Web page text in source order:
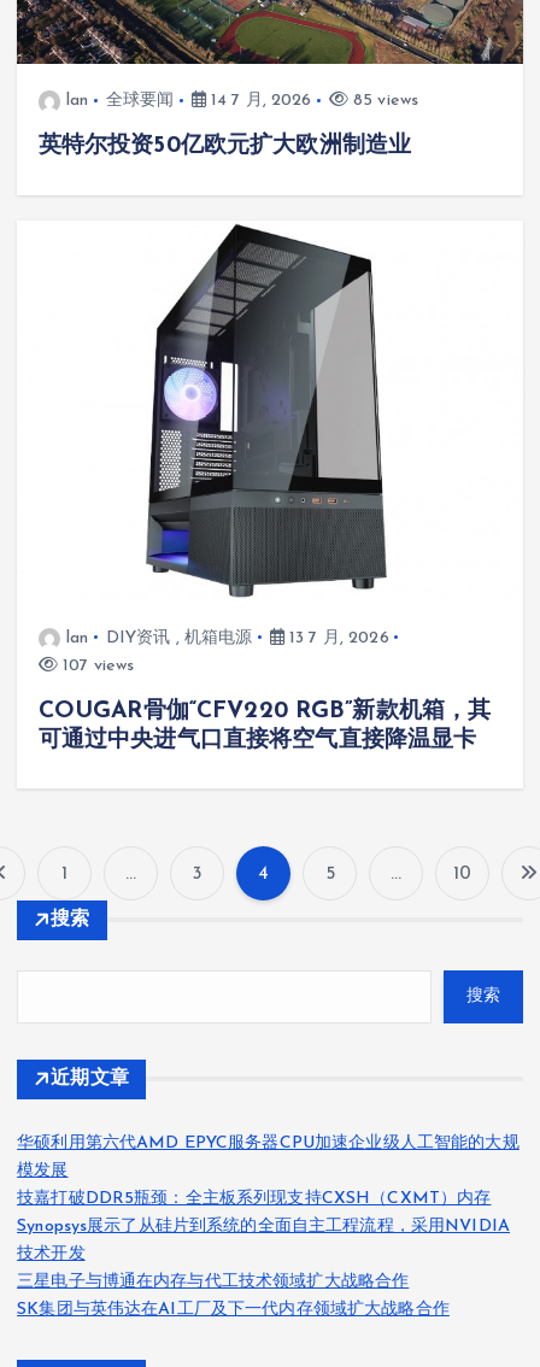
lan 全球要闻 14 7 月, 2026 85 views
英特尔投资50亿欧元扩大欧洲制造业
lan DIY资讯 , 机箱电源
13 7 月, 2026
107 views
COUGAR骨伽“CFV220 RGB”新款机箱，其
可通过中央进气口直接将空气直接降温显卡
文
章
分
1 … 3 4 5 … 10
搜索
搜索
近期文章
华硕利用第六代AMD EPYC服务器CPU加速企业级人工智能的大规
模发展
技嘉打破DDR5瓶颈：全主板系列现支持CXSH（CXMT）内存
Synopsys展示了从硅片到系统的全面自主工程流程，采用NVIDIA
技术开发
三星电子与博通在内存与代工技术领域扩大战略合作
SK集团与英伟达在AI工厂及下一代内存领域扩大战略合作